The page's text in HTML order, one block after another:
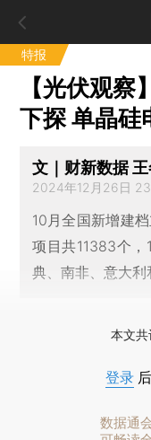
特报
【光伏观
下探 单晶硅
文｜财新数据
2024年12月26日
10月全国新增建
项目共11383个
典、南非、意大
本文共
登录
数据通